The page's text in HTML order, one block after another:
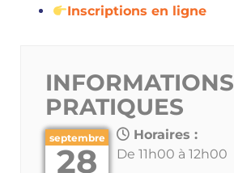
Inscriptions en ligne
INFORMATIONS
PRATIQUES
septembre
28
Horaires :
De 11h00 à 12h00